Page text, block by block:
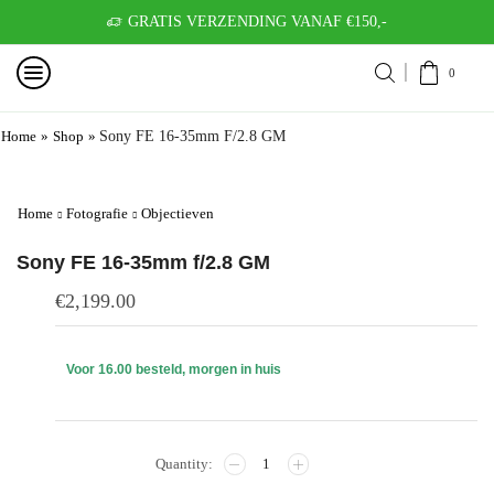
GRATIS VERZENDING VANAF €150,-
0
Home » Shop » Sony FE 16-35mm F/2.8 GM
Home Fotografie Objectieven
Sony FE 16-35mm f/2.8 GM
€2,199.00
Voor 16.00 besteld, morgen in huis